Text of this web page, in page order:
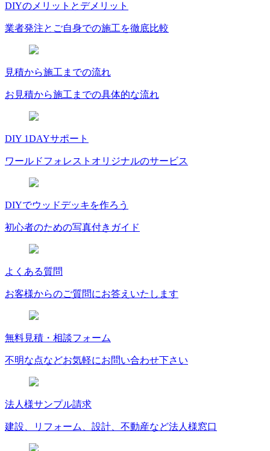
DIYのメリットとデメリット
業者発注とご自身での施工を徹底比較
見積から施工までの流れ
お見積から施工までの具体的な流れ
DIY 1DAYサポート
ワールドフォレストオリジナルのサービス
DIYでウッドデッキを作ろう
初心者のための写真付きガイド
よくある質問
お客様からのご質問にお答えいたします
無料見積・相談フォーム
不明な点などお気軽にお問い合わせ下さい
法人様サンプル請求
建設、リフォーム、設計、不動産など法人様窓口